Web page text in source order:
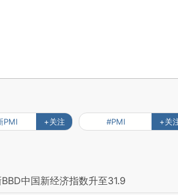
PMI +关注 #PMI +关
中国新经济指数升至31.9